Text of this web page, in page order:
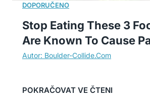
Stop Eating These 3
Are Known To Cause